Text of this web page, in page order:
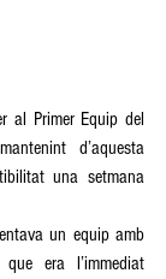
al Primer Equip del
d’aquesta
una setmana
un equip amb
era l’immediat